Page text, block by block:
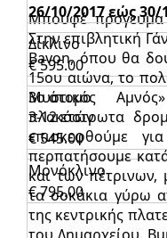
Μπουφέ
Στην επιβλητική
Bavon, όπου θα
15ου αιώνα, το
Μυστικός
πλακόστρωτα
επισκεφθούμε
περπατήσουμε
και των
τα σοκάκια γύρω
της κεντρικής
26/10/2017 εώς 30/
Δίκλινο
€ 595.00
3ο άτομο
3-12 ετών
€ 545.00
Μονόκλινο
€ 795.00